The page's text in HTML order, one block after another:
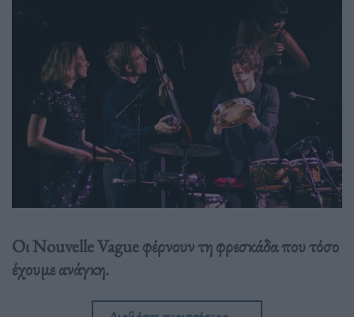
Οι Nouvelle Vague φέρνουν τη φρεσκάδα που τόσο
έχουμε ανάγκη.